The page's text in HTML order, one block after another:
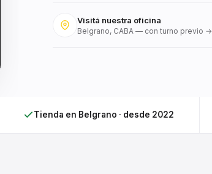
Visitá nuestra oficina
Belgrano, CABA — con turno previo →
Tienda en Belgrano · desde 2022